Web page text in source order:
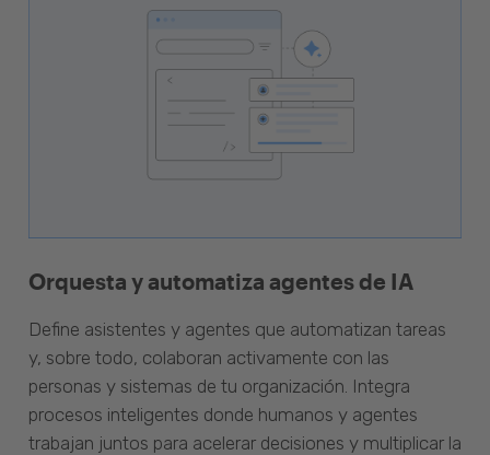
Orquesta y automatiza agentes de IA
Define asistentes y agentes que automatizan tareas
y, sobre todo, colaboran activamente con las
personas y sistemas de tu organización. Integra
procesos inteligentes donde humanos y agentes
trabajan juntos para acelerar decisiones y multiplicar la